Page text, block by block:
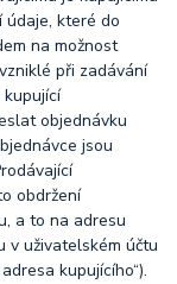
údaje, které do
na možnost
při zadávání
objednávku
jsou
obdržení
a to na adresu
v uživatelském účtu
kupujícího“).